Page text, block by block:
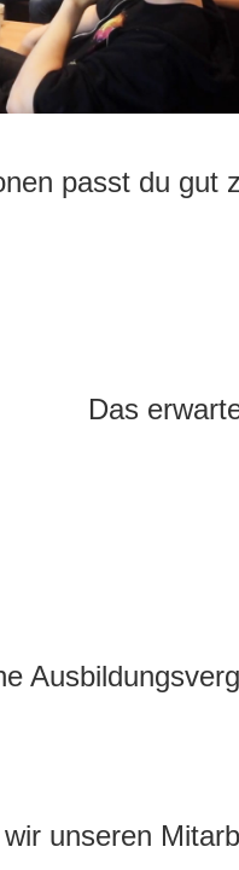
passt du gut
Das
unseren